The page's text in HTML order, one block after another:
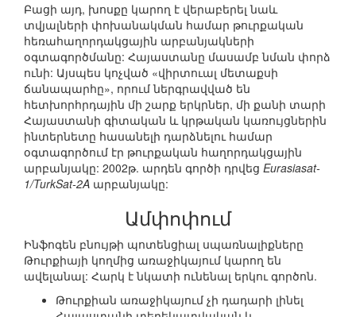
Բացի այդ, խոսքը կարող է վերաբերել նաև
տվյալների փոխանակման համար թուրքական
հեռահաղորդակցային արբանյակների
օգտագործմանը: Հայաստանը մասամբ նման փորձ
ունի: Այսպես կոչված «վիրտուալ մետաքսի
ճանապարհը», որում ներգրավված են
հետխորհրդային մի շարք երկրներ, մի քանի տարի
Հայաստանի գիտական և կրթական կառույցներին
ինտերնետը հասանելի դարձնելու համար
օգտագործում էր թուրքական հաղորդակցային
արբանյակը: 2002թ. արդեն գործի դրվեց Eurasiasat-
1/TurkSat-2A արբանյակը:
Ամփոփում
Ինֆոգեն բնույթի պոտենցիալ սպառնալիքները
Թուրքիայի կողմից առաջիկայում կարող են
ավելանալ: Հարկ է նկատի ունենալ երկու գործոն.
Թուրքիան առաջիկայում չի դադարի լինել